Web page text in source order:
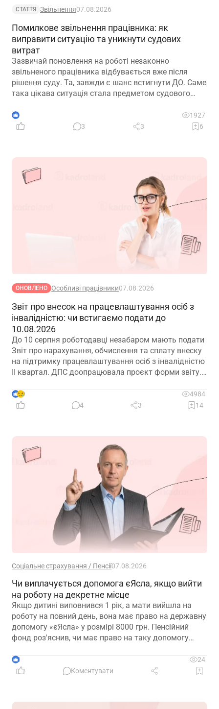
СТАТТЯ Звільнення07.08.2026
Помилкове звільнення працівника: як
виправити ситуацію та уникнути судових
витрат
Зазвичай поновлення на роботі незаконно
звільненого працівника відбувається вже після
рішення суду. Та, завжди є шанс встигнути ДО. Саме
така цікава ситуація стала предметом судового
скасував помилково виданий наказ про звільнення.
Розберемо її докладно
1
1927
3
3 6
ОНОВЛЕНО Особливі працівники07.08.2026
Звіт про внесок на працевлаштування осіб з
інвалідністю: чи встигаємо подати до
10.08.2026
До 10 серпня роботодавці незабаром мають подати
Звіт про нарахування, обчислення та сплату внеску
на підтримку працевлаштування осіб з інвалідністю
ІІ квартал. ДПС доопрацювала проєкт форми звіту.
далі
9
4984
4
3 14
Соціальне страхування / Пенсії07.08.2026
Чи виплачується допомога єЯсла, якщо вийти
на роботу на декретне місце
Якщо дитині виповнився 1 рік, а мати вийшла на
роботу на повний день, вона має право на державну
допомогу «єЯсла» у розмірі 8000 грн. Пенсійний
фонд роз'яснив, чи має право на таку допомогу
3
24
Коментувати